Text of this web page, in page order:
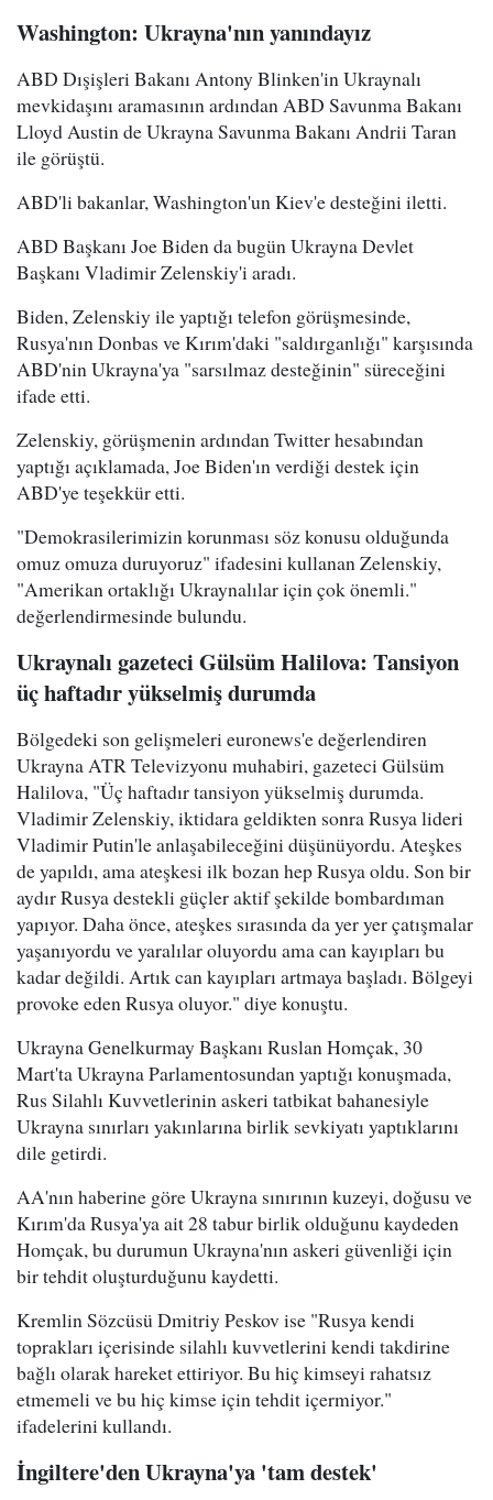
Washington: Ukrayna'nın yanındayız
ABD Dışişleri Bakanı Antony Blinken'in Ukraynalı
mevkidaşını aramasının ardından ABD Savunma Bakanı
Lloyd Austin de Ukrayna Savunma Bakanı Andrii Taran
ile görüştü.
ABD'li bakanlar, Washington'un Kiev'e desteğini iletti.
ABD Başkanı Joe Biden da bugün Ukrayna Devlet
Başkanı Vladimir Zelenskiy'i aradı.
Biden, Zelenskiy ile yaptığı telefon görüşmesinde,
Rusya'nın Donbas ve Kırım'daki "saldırganlığı" karşısında
ABD'nin Ukrayna'ya "sarsılmaz desteğinin" süreceğini
ifade etti.
Zelenskiy, görüşmenin ardından Twitter hesabından
yaptığı açıklamada, Joe Biden'ın verdiği destek için
ABD'ye teşekkür etti.
"Demokrasilerimizin korunması söz konusu olduğunda
omuz omuza duruyoruz" ifadesini kullanan Zelenskiy,
"Amerikan ortaklığı Ukraynalılar için çok önemli."
değerlendirmesinde bulundu.
Ukraynalı gazeteci Gülsüm Halilova: Tansiyon
üç haftadır yükselmiş durumda
Bölgedeki son gelişmeleri euronews'e değerlendiren
Ukrayna ATR Televizyonu muhabiri, gazeteci Gülsüm
Halilova, "Üç haftadır tansiyon yükselmiş durumda.
Vladimir Zelenskiy, iktidara geldikten sonra Rusya lideri
Vladimir Putin'le anlaşabileceğini düşünüyordu. Ateşkes
de yapıldı, ama ateşkesi ilk bozan hep Rusya oldu. Son bir
aydır Rusya destekli güçler aktif şekilde bombardıman
yapıyor. Daha önce, ateşkes sırasında da yer yer çatışmalar
yaşanıyordu ve yaralılar oluyordu ama can kayıpları bu
kadar değildi. Artık can kayıpları artmaya başladı. Bölgeyi
provoke eden Rusya oluyor." diye konuştu.
Ukrayna Genelkurmay Başkanı Ruslan Homçak, 30
Mart'ta Ukrayna Parlamentosundan yaptığı konuşmada,
Rus Silahlı Kuvvetlerinin askeri tatbikat bahanesiyle
Ukrayna sınırları yakınlarına birlik sevkiyatı yaptıklarını
dile getirdi.
AA'nın haberine göre Ukrayna sınırının kuzeyi, doğusu ve
Kırım'da Rusya'ya ait 28 tabur birlik olduğunu kaydeden
Homçak, bu durumun Ukrayna'nın askeri güvenliği için
bir tehdit oluşturduğunu kaydetti.
Kremlin Sözcüsü Dmitriy Peskov ise "Rusya kendi
toprakları içerisinde silahlı kuvvetlerini kendi takdirine
bağlı olarak hareket ettiriyor. Bu hiç kimseyi rahatsız
etmemeli ve bu hiç kimse için tehdit içermiyor."
ifadelerini kullandı.
İngiltere'den Ukrayna'ya 'tam destek'